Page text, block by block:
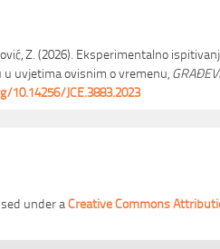
Z. (2026). Eksperimentalno
uvjetima ovisnim o vremenu,
JCE.3883.2023
under aCreative Commons